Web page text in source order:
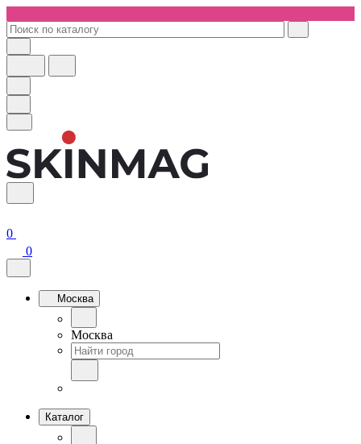
0
0
Москва
Москва
Каталог